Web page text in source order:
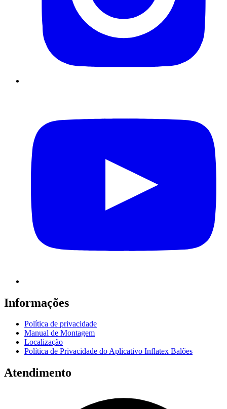
Informações
Política de privacidade
Manual de Montagem
Localização
Política de Privacidade do Aplicativo Inflatex Balões
Atendimento